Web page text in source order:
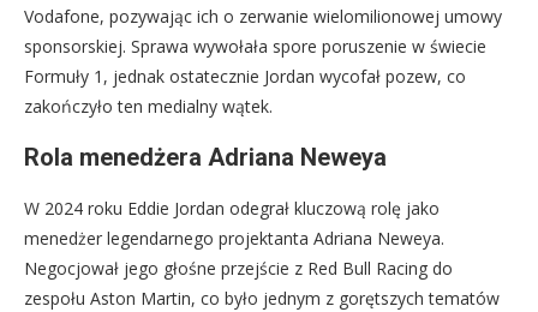
Vodafone, pozywając ich o zerwanie wielomilionowej umowy
sponsorskiej. Sprawa wywołała spore poruszenie w świecie
Formuły 1, jednak ostatecznie Jordan wycofał pozew, co
zakończyło ten medialny wątek.
Rola menedżera Adriana Neweya
W 2024 roku Eddie Jordan odegrał kluczową rolę jako
menedżer legendarnego projektanta Adriana Neweya.
Negocjował jego głośne przejście z Red Bull Racing do
zespołu Aston Martin, co było jednym z gorętszych tematów